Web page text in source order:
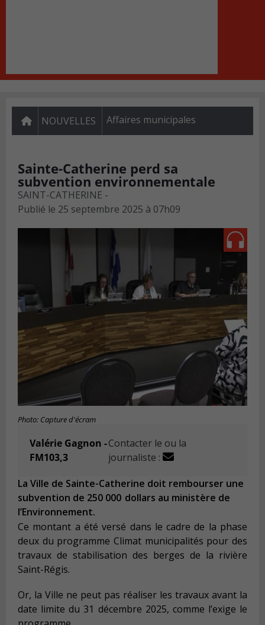
NOUVELLES Affaires municipales
Sainte-Catherine perd sa
subvention environnementale
SAINT-CATHERINE -
Publié le 25 septembre 2025 à 07h09
Photo: Capture d'écram
Valérie Gagnon -
FM103,3
Contacter le ou la
journaliste :
La Ville de Sainte-Catherine doit rembourser une
subvention de 250 000 dollars au ministère de
l’Environnement.
Ce montant a été versé dans le cadre de la phase
deux du programme Climat municipalités pour des
travaux de stabilisation des berges de la rivière
Saint-Régis.
Or, la Ville ne peut pas réaliser les travaux avant la
date limite du 31 décembre 2025, comme l’exige le